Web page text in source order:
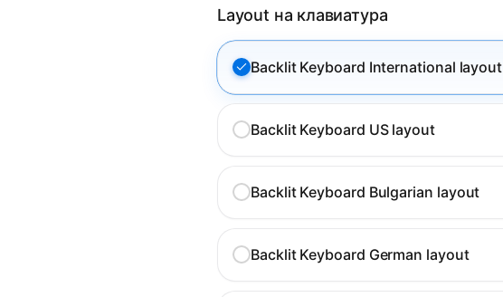
Layout на клавиатура
Backlit Keyboard International layout
Backlit Keyboard US layout
Backlit Keyboard Bulgarian layout
Backlit Keyboard German layout